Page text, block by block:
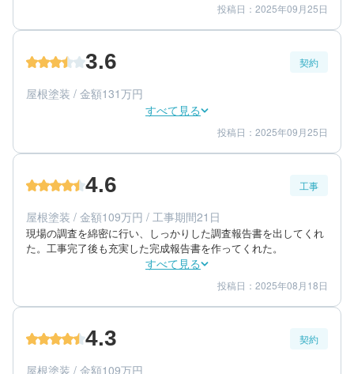
軒天、雨樋の塗装、サービスでしていただいた工事など、とても
満足のいく仕上がりだったのですが、肝心の外壁塗装が残念でし
なおしてもらいました。塗りなおしで幾分かマシにはなりました
塗りなおしには嫌な顔せず対応してもらえたので良かったです。
仕上がり 3
満足度 3
50代/女性/一戸建て
築年数：14年
投稿日：2025年09月25日
3.6 契約
屋根塗装 / 金額131万円
すべて見る
金額感 4
担当者 4
50代/女性/一戸建て
築年数：14年
投稿日：2025年09月25日
4.6 工事
屋根塗装 / 金額109万円 / 工事期間21日
現場の調査を綿密に行い、しっかりした調査報告書を出してくれ
た。工事完了後も充実した完成報告書を作ってくれた。
すべて見る
仕上がり 5
満足度 5
60代/男性/一戸建て
築年数：25年
投稿日：2025年08月18日
4.3 契約
屋根塗装 / 金額109万円